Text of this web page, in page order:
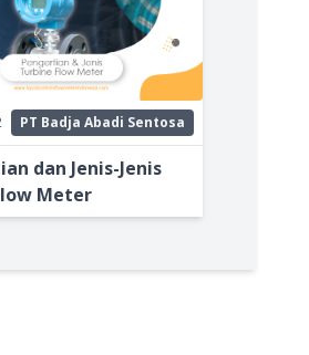
PT Badja Abadi Sentosa
dan Jenis-Jenis
Meter